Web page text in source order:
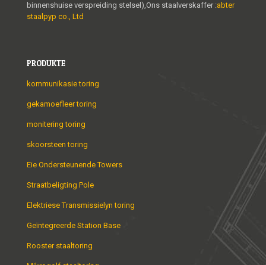
binnenshuise verspreiding stelsel),Ons staalverskaffer :abter
staalpyp co., Ltd
PRODUKTE
kommunikasie toring
gekamoefleer toring
monitering toring
skoorsteen toring
Eie Ondersteunende Towers
Straatbeligting Pole
Elektriese Transmissielyn toring
Geïntegreerde Station Base
Rooster staaltoring